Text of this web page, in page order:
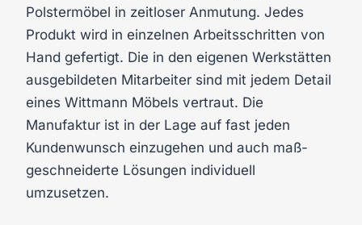
Polstermöbel in zeitloser Anmutung. Jedes
Produkt wird in einzelnen Arbeitsschritten von
Hand gefertigt. Die in den eigenen Werkstätten
ausgebildeten Mitarbeiter sind mit jedem Detail
eines Wittmann Möbels vertraut. Die
Manufaktur ist in der Lage auf fast jeden
Kundenwunsch einzugehen und auch maß-
geschneiderte Lösungen individuell
umzusetzen.